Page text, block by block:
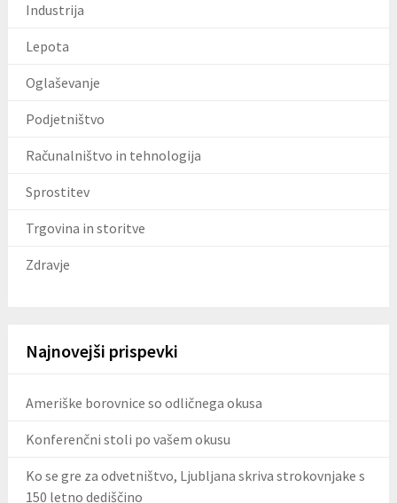
Industrija
Lepota
Oglaševanje
Podjetništvo
Računalništvo in tehnologija
Sprostitev
Trgovina in storitve
Zdravje
Najnovejši prispevki
Ameriške borovnice so odličnega okusa
Konferenčni stoli po vašem okusu
Ko se gre za odvetništvo, Ljubljana skriva strokovnjake s
150 letno dediščino